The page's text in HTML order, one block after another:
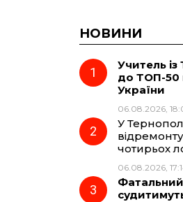
НОВИНИ
Учитель
до ТОП-50
України
06.08.2026,
У
чотирьох
06.08.2026,
Фатальний